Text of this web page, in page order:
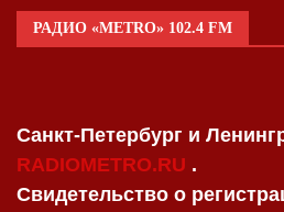
РАДИО «METRO» 102.4 FM
Санкт-Петербург и
RADIOMETRO.RU .
Свидетельство о